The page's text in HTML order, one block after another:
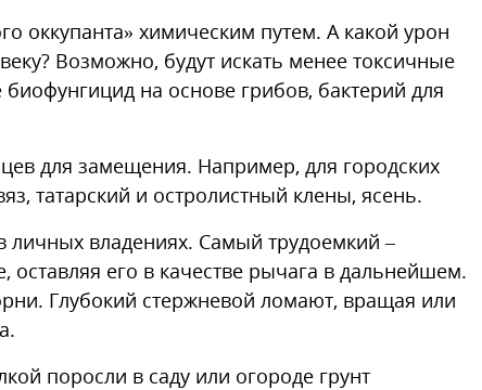
оккупанта» химическим путем. А какой урон
Возможно, будут искать менее токсичные
на основе грибов, бактерий для
для замещения. Например, для городских
татарский и остролистный клены, ясень.
владениях. Самый трудоемкий –
его в качестве рычага в дальнейшем.
Глубокий стержневой ломают, вращая или
поросли в саду или огороде грунт